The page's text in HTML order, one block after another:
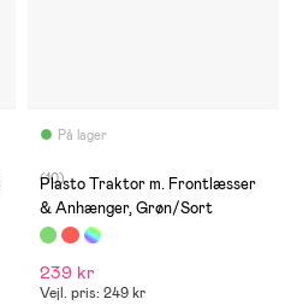
På lager
(10)
Plasto Traktor m. Frontlæsser
& Anhænger, Grøn/Sort
239 kr
Vejl. pris: 249 kr